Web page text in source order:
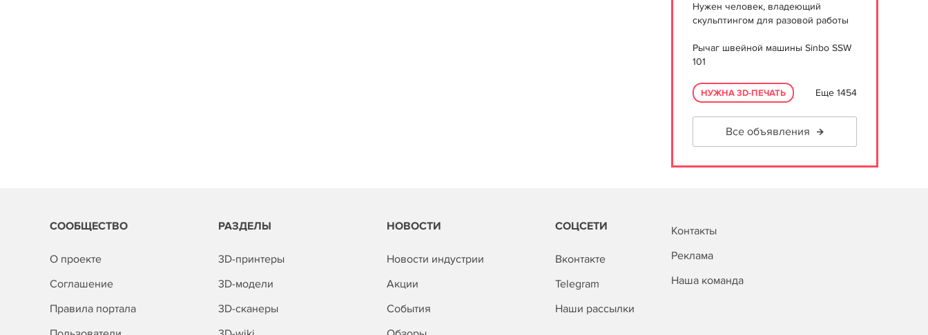
Нужен человек, владеющий
скульптингом для разовой работы
Рычаг швейной машины Sinbo SSW
101
НУЖНА 3D-ПЕЧАТЬ Еще 1454
Все объявления
СООБЩЕСТВО
О проекте
Соглашение
Правила портала
РАЗДЕЛЫ
3D-принтеры
3D-модели
3D-сканеры
НОВОСТИ
Новости индустрии
Акции
События
СОЦСЕТИ
Вконтакте
Telegram
Наши рассылки
Контакты
Реклама
Наша команда